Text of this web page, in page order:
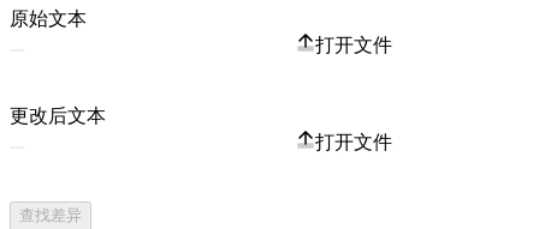
原始文本
打开文件
更改后文本
打开文件
查找差异